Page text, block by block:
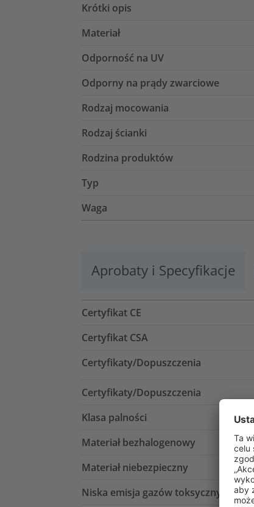
Krótki opis
Materiał
Odporność na UV
Odporny na prądy zwarciowe
Rodzaj mocowania
Rodzaj ścianki
Rodzina produktów
Typ
Waga
Aprobaty i Specyfikacje
Certyfikat CE
Certyfikat CSA
Certyfikaty/Dopuszczenia
Certyfikaty/Dopuszczenia
Klasa palności
Materiał bezhalogenowy
Materiał niebezpieczny
Niska emisja gazów toksycznych